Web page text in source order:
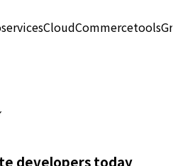
CloudCommercetools
developerstoday